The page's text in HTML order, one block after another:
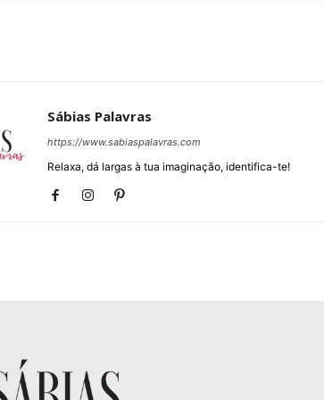
Sábias Palavras
https://www.sabiaspalavras.com
Relaxa, dá largas à tua imaginação, identifica-te!